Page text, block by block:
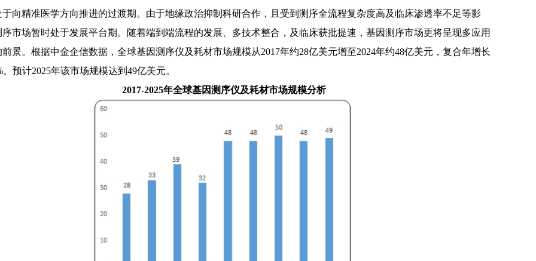
向精准医学方向推进的过渡期。由于地缘政治抑制科研合作，且受到测序全流程复杂度高及临床渗透率不足等影
序市场暂时处于发展平台期。随着端到端流程的发展、多技术整合，及临床获批提速，基因测序市场更将呈现多应用
景。根据中金企信数据 ，全球基因测序仪及耗材市场规模从2017年约28亿美元增至2024年约48亿美元，复合年增长
。预计2025年该市场规模达到49亿美元。
2017-2025年全球基因测序仪及耗材市场规模分析